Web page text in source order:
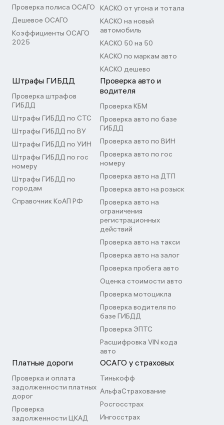
Проверка полиса ОСАГО
Дешевое ОСАГО
Коэффициенты ОСАГО
2025
КАСКО от угона и тотала
КАСКО на новый
автомобиль
КАСКО 50 на 50
КАСКО по маркам авто
КАСКО дешево
Штрафы ГИБДД
Проверка штрафов
ГИБДД
Штрафы ГИБДД по СТС
Штрафы ГИБДД по ВУ
Штрафы ГИБДД по УИН
Штрафы ГИБДД по гос
номеру
Штрафы ГИБДД по
городам
Справочник КоАП РФ
Проверка авто и
водителя
Проверка КБМ
Проверка авто по базе
ГИБДД
Проверка авто по ВИН
Проверка авто по гос
номеру
Проверка авто на ДТП
Проверка авто на розыск
Проверка авто на
ограничения
регистрационных
действий
Проверка авто на такси
Проверка авто на залог
Проверка пробега авто
Оценка стоимости авто
Проверка мотоцикла
Проверка водителя по
базе ГИБДД
Проверка ЭПТС
Расшифровка VIN кода
авто
Платные дороги
Проверка и оплата
задолженности платных
дорог
Проверка
задолженности ЦКАД
ОСАГО у страховых
Тинькофф
АльфаСтрахование
Росгосстрах
Ингосстрах